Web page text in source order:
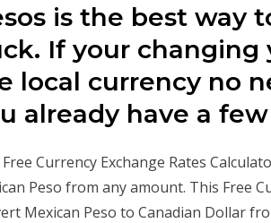
is the best way
If your changing
local currency no
already have a few
Currency Exchange Rates
Peso from any amount. This Free
Mexican Peso to Canadian Dollar